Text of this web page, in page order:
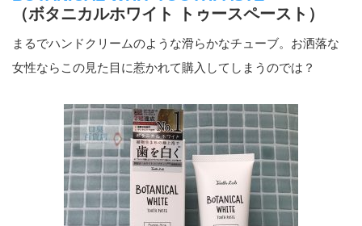
（ボタニカルホワイト トゥースペースト）
まるでハンドクリームのような滑らかなチューブ。お洒落な
女性ならこの見た目に惹かれて購入してしまうのでは？